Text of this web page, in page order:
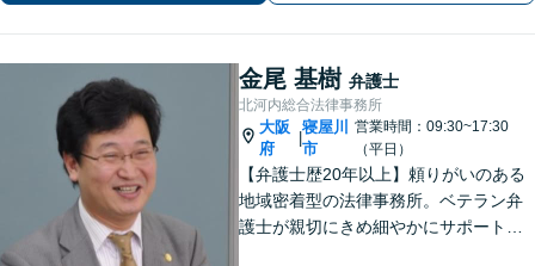
金尾 基樹 弁護士
北河内総合法律事務所
大阪
府
|
寝屋川
市
営業時間：09:30~17:30
（平日）
【弁護士歴20年以上】頼りがいのある
地域密着型の法律事務所。ベテラン弁
護士が親切にきめ細やかにサポートし